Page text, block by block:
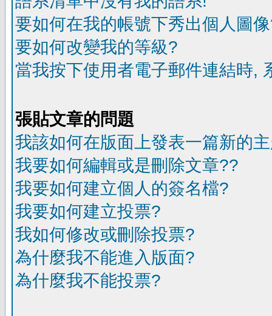
要如何在我的帳號下秀出個人圖
要如何改變我的等級?
當我按下使用者電子郵件連結時,
張貼文章的問題
我該如何在版面上發表一篇新的
我要如何編輯或是刪除文章??
我要如何建立個人的簽名檔?
我要如何建立投票?
我如何修改或刪除投票?
為什麼我不能進入版面?
為什麼我不能投票?